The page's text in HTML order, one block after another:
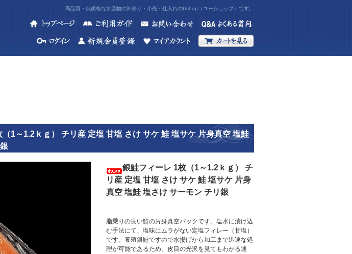
高品質・低価格な水産物の卸売り・小売・仕入れのUshop（ユーショップ）です。
1～1.2ｋｇ） チリ産 定塩 甘塩 さけ サケ 鮭 塩サケ 片身真空 塩鮭
銀鮭フィーレ 1枚（1～1.2ｋｇ） チ
リ産 定塩 甘塩 さけ サケ 鮭 塩サケ 片身
真空 塩鮭 塩さけ サーモン チリ銀
脂乗りの良い鮭の片身真空パックです。塩水に漬け込
む手法にて、塩味にムラがない定塩フィレー（甘塩）
です。養殖銀鮭ですので水揚げから加工まで迅速な処
理が可能であるため、皮目の光沢を見てもわかる通